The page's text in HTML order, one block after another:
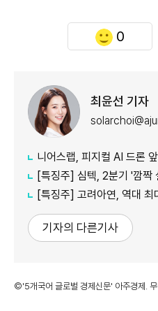
0
최윤선 기자
니어스랩, 피지컬 AI 드론 앞세워 글
[특징주] 심텍, 2분기 '깜짝 실적'에
[특징주] 고려아연, 역대 최
기자의 다른기사
©'5개국어 글로벌 경제신문' 아주경제. 무